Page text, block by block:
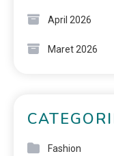
April 2026
Maret 2026
Fashion